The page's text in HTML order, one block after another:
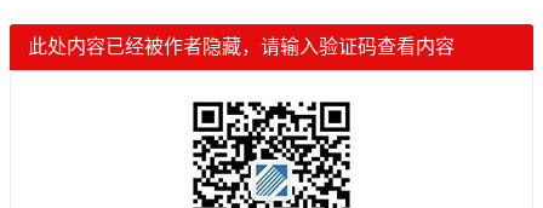
此处内容已经被作者隐藏，请输入验证码查看内容